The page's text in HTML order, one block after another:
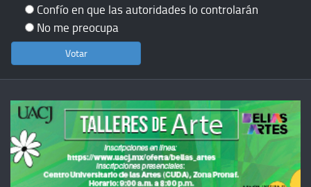
Confío en que las autoridades lo controlarán
No me preocupa